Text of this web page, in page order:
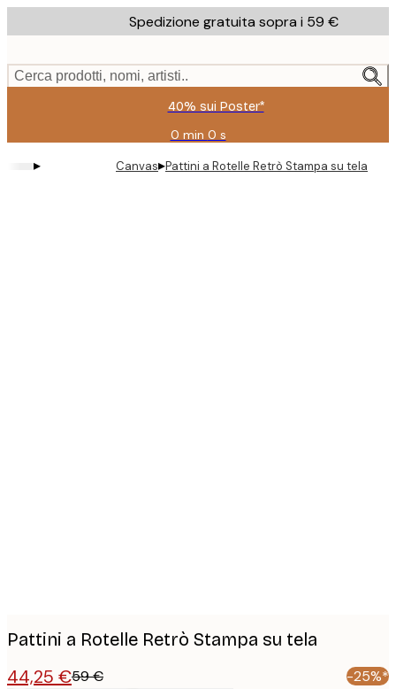
to
content.
Spedizione gratuita sopra i 59 €
Cerca prodotti, nomi, artisti..
40% sui Poster*
0 min 0 s
Valido
fino
a:
▸ Canvas▸Pattini a Rotelle Retrò Stampa su tela
Pattini a Rotelle Retrò Stampa su tela
44,25 €59 € -25%*